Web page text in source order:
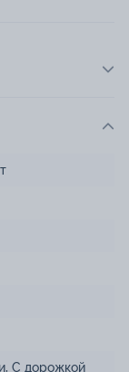
, С дорожкой